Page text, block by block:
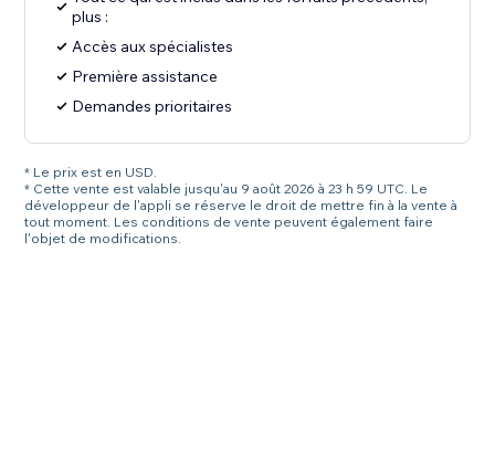
plus :
Accès aux spécialistes
Première assistance
Demandes prioritaires
* Le prix est en USD.
* Cette vente est valable jusqu'au 9 août 2026 à 23 h 59 UTC. Le
développeur de l'appli se réserve le droit de mettre fin à la vente à
tout moment. Les conditions de vente peuvent également faire
l'objet de modifications.